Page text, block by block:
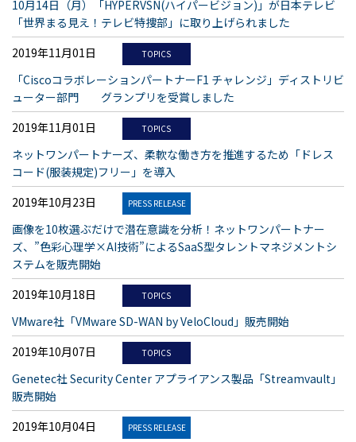
10月14日（月）「HYPERVSN(ハイパービジョン)」が日本テレビ
「世界まる見え！テレビ特捜部」に取り上げられました
2019年11月01日
TOPICS
「CiscoコラボレーションパートナーF1 チャレンジ」ディストリビ
ューター部門 グランプリを受賞しました
2019年11月01日
TOPICS
ネットワンパートナーズ、柔軟な働き方を推進するため「ドレス
コード(服装規定)フリー」を導入
2019年10月23日
PRESS RELEASE
画像を10枚選ぶだけで潜在意識を分析！ネットワンパートナー
ズ、”色彩心理学×AI技術”によるSaaS型タレントマネジメントシ
ステムを販売開始
2019年10月18日
TOPICS
VMware社「VMware SD-WAN by VeloCloud」販売開始
2019年10月07日
TOPICS
Genetec社 Security Center アプライアンス製品「Streamvault」
販売開始
2019年10月04日
PRESS RELEASE